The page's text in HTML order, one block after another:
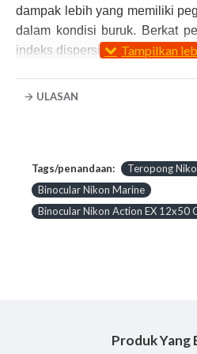
dampak lebih yang memiliki
dalam kondisi buruk. Berkat
indeks dispersi sangat rendah
sebagai lensa. Model ini
Nikon Teropong ACTION EX
paling kompak untuk
Desain ini menawarkan
sebagai lensa. Model ini
ULASAN
Tags/penandaan:
Teropong
Binocular Nikon Marine
Binocular Nikon Action EX 12x50
Produk Yang